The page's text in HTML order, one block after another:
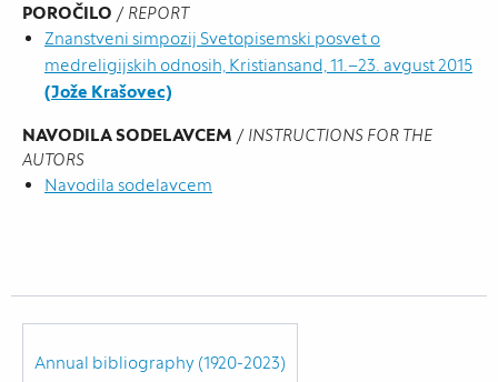
POROČILO / REPORT
Znanstveni simpozij Svetopisemski posvet o
medreligijskih odnosih, Kristiansand, 11.–23. avgust 2015
(Jože Krašovec)
NAVODILA SODELAVCEM / INSTRUCTIONS FOR THE
AUTORS
Navodila sodelavcem
Annual bibliography (1920-2023)